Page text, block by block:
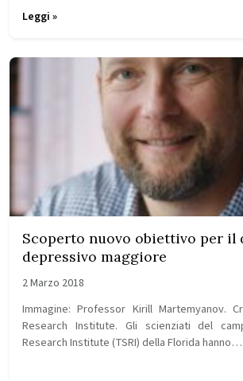
Leggi »
Scoperto nuovo obiettivo per il
depressivo maggiore
2 Marzo 2018
Immagine: Professor Kirill Martemyanov.
Research Institute. Gli scienziati del
Research Institute (TSRI) della Florida hanno…